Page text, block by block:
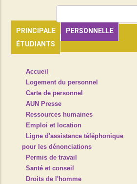
PRINCIPALE
PERSONNELLE
ÉTUDIANTS
HEADER
NAVIGATION
Accueil
Logement du personnel
Carte de personnel
AUN Presse
Ressources humaines
Emploi et location
Ligne d'assistance téléphonique
pour les dénonciations
Permis de travail
Santé et conseil
Droits de l'homme